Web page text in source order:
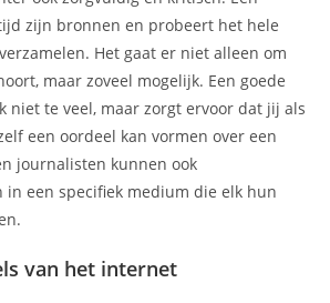
zijn bronnen en probeert het hele
Het gaat er niet alleen om
maar zoveel mogelijk. Een goede
niet te veel, maar zorgt ervoor dat jij als
een oordeel kan vormen over een
journalisten kunnen ook
in een specifiek medium die elk hun
van het internet